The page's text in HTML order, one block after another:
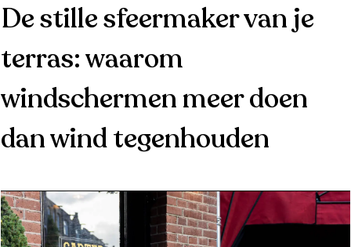
De stille sfeermaker van je
terras: waarom
windschermen meer doen
dan wind tegenhouden